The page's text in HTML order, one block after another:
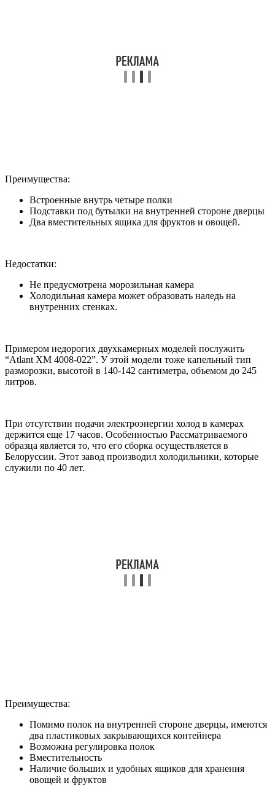
Преимущества:
Встроенные внутрь четыре полки
Подставки под бутылки на внутренней стороне дверцы
Два вместительных ящика для фруктов и овощей.
Недостатки:
Не предусмотрена морозильная камера
Холодильная камера может образовать наледь на
внутренних стенках.
Примером недорогих двухкамерных моделей послужить
“Atlant XM 4008-022”. У этой модели тоже капельный тип
разморозки, высотой в 140-142 сантиметра, объемом до 245
литров.
При отсутствии подачи электроэнергии холод в камерах
держится еще 17 часов. Особенностью Рассматриваемого
образца является то, что его сборка осуществляется в
Белоруссии. Этот завод производил холодильники, которые
служили по 40 лет.
Преимущества:
Помимо полок на внутренней стороне дверцы, имеются
два пластиковых закрывающихся контейнера
Возможна регулировка полок
Вместительность
Наличие больших и удобных ящиков для хранения
овощей и фруктов